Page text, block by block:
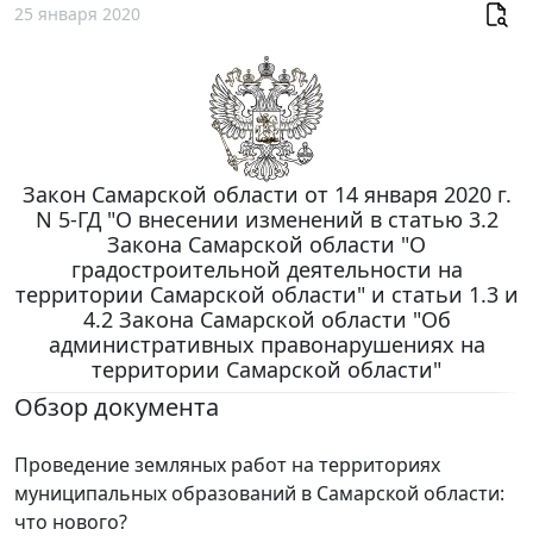
25 января 2020
Закон Самарской области от 14 января 2020 г.
N 5-ГД "О внесении изменений в статью 3.2
Закона Самарской области "О
градостроительной деятельности на
территории Самарской области" и статьи 1.3 и
4.2 Закона Самарской области "Об
административных правонарушениях на
территории Самарской области"
Обзор документа
Проведение земляных работ на территориях
муниципальных образований в Самарской области:
что нового?